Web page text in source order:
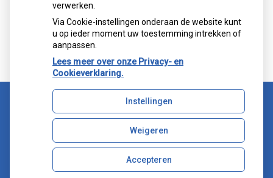
Uw Zorg Online|Beheer
Bezoek
onze
facebook
pagina
onze
Instagram
pagina
Cookie-instellingen
verwerken.
Via Cookie-instellingen onderaan de website kunt
u op ieder moment uw toestemming intrekken of
aanpassen.
Lees meer over onze Privacy- en
Cookieverklaring.
Instellingen
Weigeren
Accepteren